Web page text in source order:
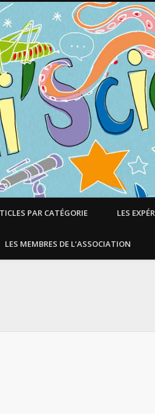
PAR CATÉGORIE LES
LES MEMBRES DE L’ASSOCIATION